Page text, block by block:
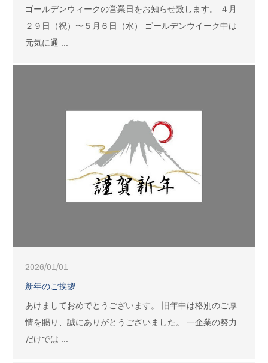
ゴールデンウィークの営業日をお知らせ致します。 ４月
２９日（祝）〜５月６日（水） ゴールデンウイーク中は
元気に通 ...
2026/01/01
新年のご挨拶
あけましておめでとうございます。 旧年中は格別のご厚
情を賜り、誠にありがとうございました。 一企業の努力
だけでは ...